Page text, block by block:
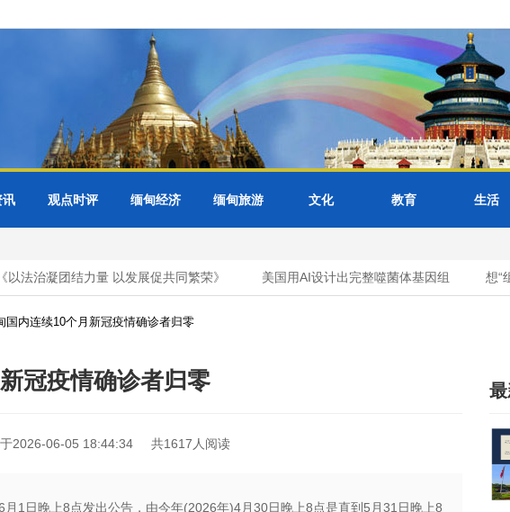
讯 观点时评 缅甸经济 缅甸旅游 文化 教育 生活
治凝团结力量 以发展促共同繁荣》 美国用AI设计出完整噬菌体基因组 想“
国内连续10个月新冠疫情确诊者归零
冠疫情确诊者归零
2026-06-05 18:44:34 共1617人阅读
月1日晚上8点发出公告，由今年(2026年)4月30日晚上8点是直到5月31日晚上8